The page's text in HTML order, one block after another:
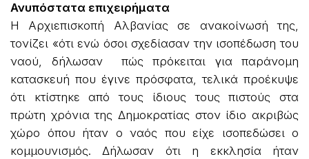
Ανυπόστατα επιχειρήματα
Η Αρχιεπισκοπή Αλβανίας σε ανακοίνωσή της,
τονίζει «ότι ενώ όσοι σχεδίασαν την ισοπέδωση του
ναού, δήλωσαν πώς πρόκειται για παράνομη
κατασκευή που έγινε πρόσφατα, τελικά προέκυψε
ότι κτίστηκε από τους ίδιους τους πιστούς στα
πρώτη χρόνια της Δημοκρατίας στον ίδιο ακριβώς
χώρο όπου ήταν ο ναός που είχε ισοπεδώσει ο
κομμουνισμός. Δήλωσαν ότι η εκκλησία ήταν